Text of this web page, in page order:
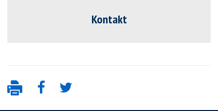
Kontakt